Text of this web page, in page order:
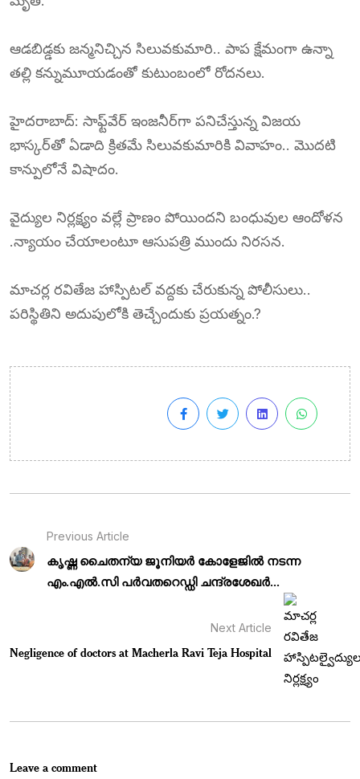
ఆడబిడ్డకు జన్మనిచ్చిన సిలువకుమారి.. పాప క్షేమంగా ఉన్నా
తల్లి కన్నుమూయడంతో కుటుంబంలో రోదనలు.
హైదరాబాద్: సాఫ్ట్‌వేర్ ఇంజనీర్‌గా పనిచేస్తున్న విజయ
భాస్కర్‌తో ఏడాది క్రితమే సిలువకుమారికి వివాహం.. మొదటి
కాన్పులోనే విషాదం.
వైద్యుల నిర్లక్ష్యం వల్లే ప్రాణం పోయిందని బంధువుల ఆందోళన
.న్యాయం చేయాలంటూ ఆసుపత్రి ముందు నిరసన.
మాచర్ల రవితేజ హాస్పిటల్ వద్దకు చేరుకున్న పోలీసులు..
పరిస్థితిని అదుపులోకి తెచ్చేందుకు ప్రయత్నం.?
Previous Article
കൃഷ്ണ ചൈതന്യ ജൂനിയർ കോളേജിൽ നടന്ന
എം.എൽ.സി പർവതറെഡ്ഡി ചന്ദ്രശേഖർ...
Next Article
Negligence of doctors at Macherla Ravi Teja Hospital
Leave a comment